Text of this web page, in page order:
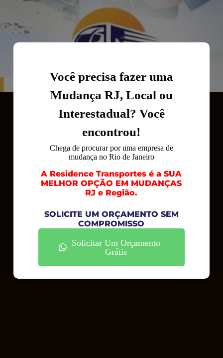
Você precisa fazer uma
Mudança RJ, Local ou
Interestadual? Você
encontrou!
Chega de procurar por uma empresa de
mudança no Rio de Janeiro
A Residence Transportes é a SUA
MELHOR OPÇÃO EM MUDANÇAS
RJ e Região.
SOLICITE UM ORÇAMENTO SEM
COMPROMISSO
Solicitar Um Orçamento
Grátis